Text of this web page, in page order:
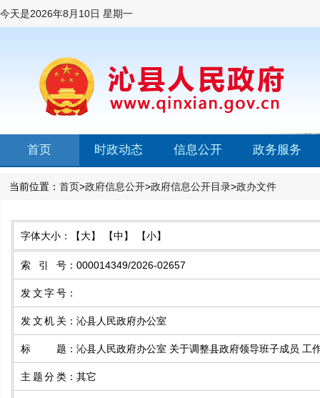
今天是2026年8月10日 星期一
首页 时政动态 信息公开 政务服务
当前位置： 首页>政府信息公开>政府信息公开目录>政办文件
字体大小： 【大】 【中】 【小】
索引号 ： 000014349/2026-02657
发文字号 ：
发文机关 ： 沁县人民政府办公室
标题 ： 沁县人民政府办公室 关于调整县政府领导班子成员 工
主题分类 ： 其它